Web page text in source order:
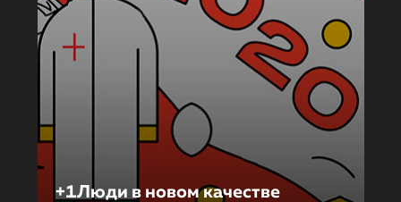
+1Люди в новом качестве